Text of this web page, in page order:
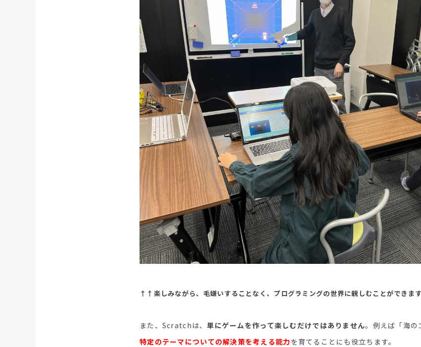
↑↑楽しみながら、毛嫌いすることなく、プログラミングの世界に親しむことができます
また、Scratchは、単にゲームを作って楽しむだけではありません。例えば「海の
特定のテーマについての解決策を考える能力 を育てることにも役立ちます。